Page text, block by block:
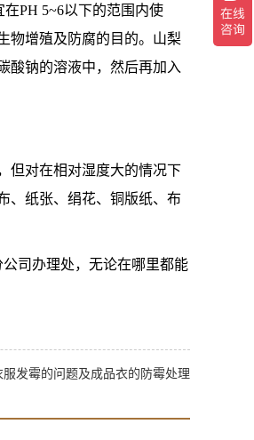
PH 5~6以下的范围内使
物增殖及防腐的目的。山梨
酸钠的溶液中，然后再加入
但对在相对湿度大的情况下
、纸张、绢花、铜版纸、布
司办理处，无论在哪里都能
发霉的问题及成品衣的防霉处理